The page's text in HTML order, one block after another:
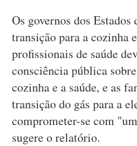
Os governos dos
transição para a cozinha
profissionais de saúde
consciência pública
cozinha e a saúde, e as
transição do gás para a
comprometer-se com
sugere o relatório.